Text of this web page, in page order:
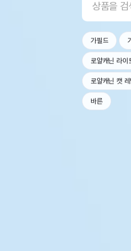
가필드
로얄캐닌 라이
로얄캐닌 캣
바른